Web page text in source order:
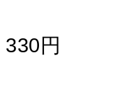
円 卸